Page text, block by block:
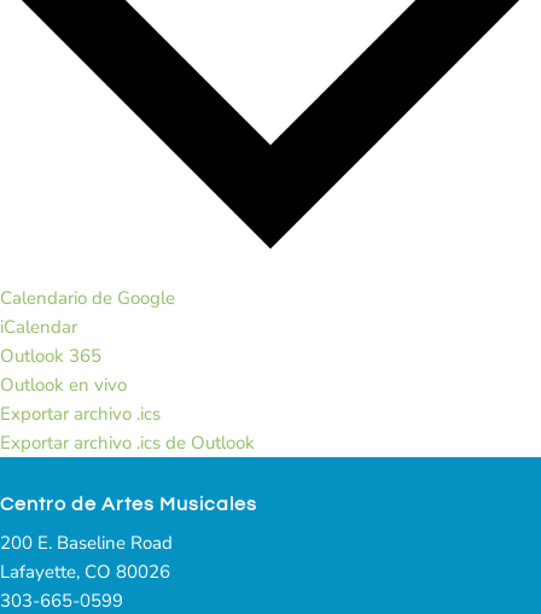
Calendario de Google
iCalendar
Outlook 365
Outlook en vivo
Exportar archivo .ics
Exportar archivo .ics de Outlook
Centro de Artes Musicales
200 E. Baseline Road
Lafayette, CO 80026
303-665-0599